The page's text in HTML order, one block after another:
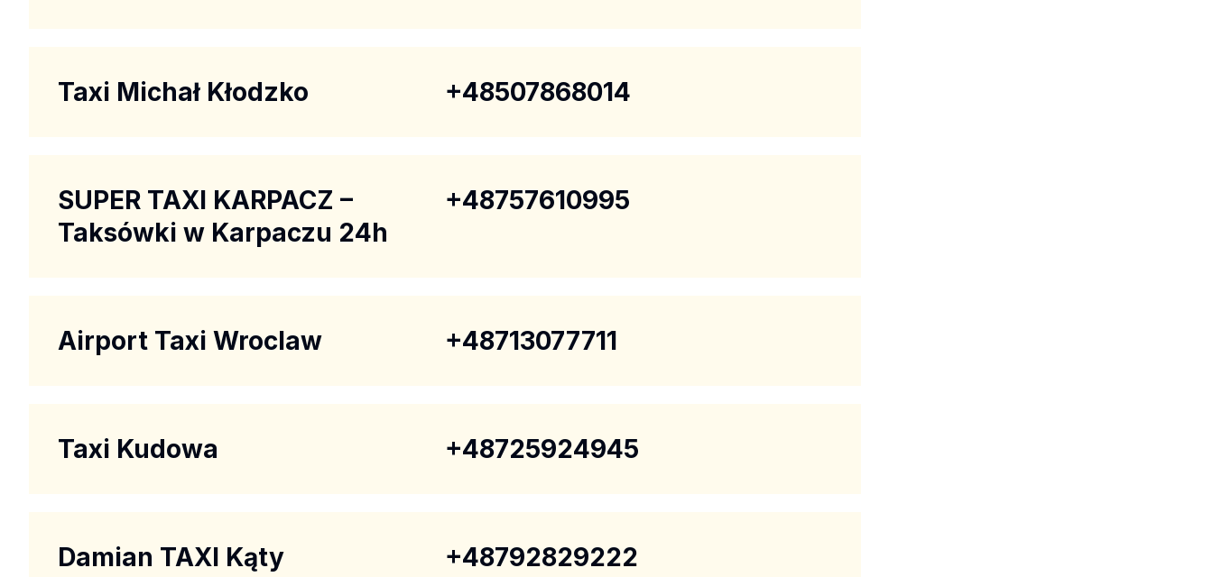
Taxi Michał Kłodzko +48507868014
SUPER TAXI KARPACZ –
Taksówki w Karpaczu 24h
+48757610995
Airport Taxi Wroclaw +48713077711
Taxi Kudowa +48725924945
Damian TAXI Kąty
+48792829222